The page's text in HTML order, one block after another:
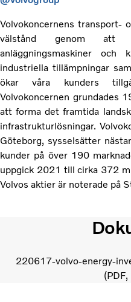
Volvokoncernens transport-
välstånd genom att
anläggningsmaskiner och
industriella tillämpningar
ökar våra kunders
Volvokoncernen grundades
att forma det framtida
infrastrukturlösningar.
Göteborg, sysselsätter
kunder på över 190
uppgick 2021 till cirka 372
Volvos aktier är noterade på
220617-volvo-energy-
PDF